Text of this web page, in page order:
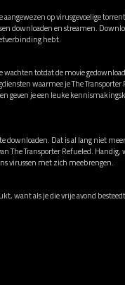
op virusgevoelige
downloaden en streamen.
hebt.
wachten totdat de movie
waarmee je The Transporter
geven je een leuke
downloaden. Dat is al lang niet
The Transporter Refueled. Handig,
virussen met zich meebrengen.
want als je die vrije avond